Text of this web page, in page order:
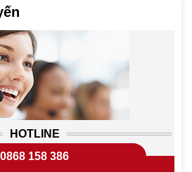
HOTLINE
0868 158 386